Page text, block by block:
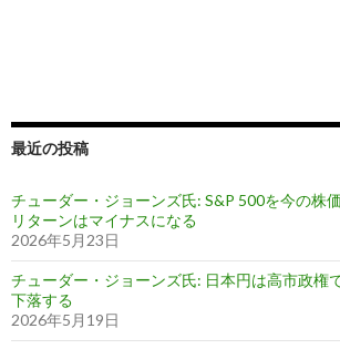
最近の投稿
チューダー・ジョーンズ氏: S&P 500を今の株
リターンはマイナスになる
2026年5月23日
チューダー・ジョーンズ氏: 日本円は高市政権
下落する
2026年5月19日